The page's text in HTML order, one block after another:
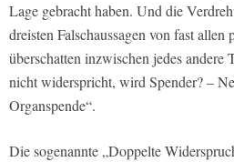
Lage gebracht haben. Und die
dreisten Falschaussagen von fast
überschatten inzwischen jedes andere
nicht widerspricht, wird Spender? –
Organspende“.
Die sogenannte „Doppelte